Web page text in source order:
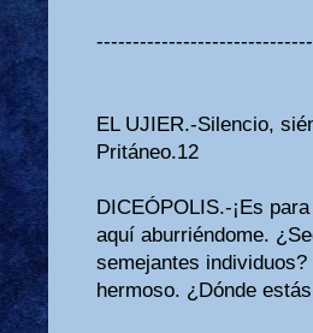
EL UJIER.-Silencio,
Pritáneo.12
DICEÓPOLIS.-¡Es
aquí aburriéndome.
semejantes
hermoso. ¿Dónde